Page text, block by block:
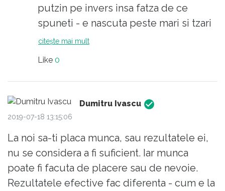
putzin pe invers insa fatza de ce
spuneti - e nascuta peste mari si tzari
dar parintii ei au ales sa revina aici. Sa
Acuma - marea campioana spune ca
vrea sa faca un itinerar prin tzara,
pentru repopularizarea sportului.
pentru faptul ca are si acolo deja o
discipola.
citește mai mult
Like 0
Dumitru Ivascu
2019-07-18 13:15:06
La noi sa-ti placa munca, sau rezultatele ei,
nu se considera a fi suficient. Iar munca
poate fi facuta de placere sau de nevoie.
Rezultatele efective fac diferenta - cum e la